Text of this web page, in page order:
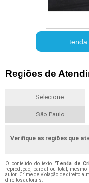
tenda
Regiões de
Selecione:
São Paulo
Verifique as regiões que
O conteúdo do texto "Tenda de
reprodução, parcial ou total,
autor. Crime de violação de direito
direitos autorais